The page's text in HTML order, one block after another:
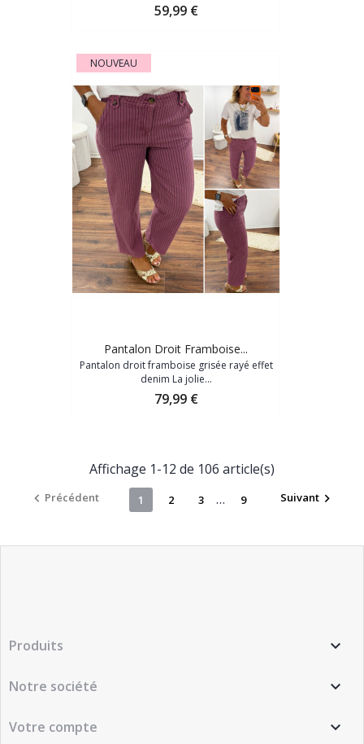
Prix
59,99 €
Pantalon Droit Framboise...
Pantalon droit framboise grisée rayé effet
denim La jolie...
Prix
79,99 €
NOUVEAU
Affichage 1-12 de 106 article(s)
 Précédent 1 2 3 … 9 Suivant 
Produits 
Notre société 
Votre compte 